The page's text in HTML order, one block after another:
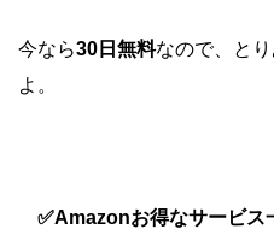
今なら30日無料なので、と
よ。
✅Amazonお得なサービス